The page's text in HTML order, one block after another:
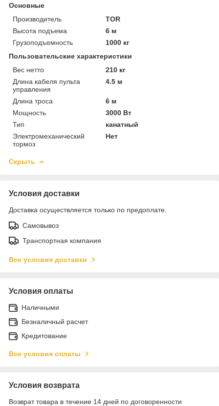
Основные
Производитель
TOR
Высота подъема
6 м
Грузоподъемность
1000 кг
Пользовательские характеристики
Вес нетто
210 кг
Длина кабеля пульта
управления
4.5 м
Длина троса
6 м
Мощность
3000 Вт
Тип
канатный
Электромеханический
тормоз
Нет
Скрыть
Условия доставки
Доставка осуществляется только по предоплате.
Самовывоз
Транспортная компания
Все условия доставки
Условия оплаты
Наличными
Безналичный расчет
Кредитование
Все условия оплаты
Условия возврата
Возврат товара в течение 14 дней по договоренности